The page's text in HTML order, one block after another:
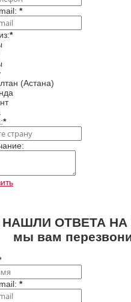
*
*
(Астана)
*
НАШЛИ ОТВЕТА НА
мы вам
*